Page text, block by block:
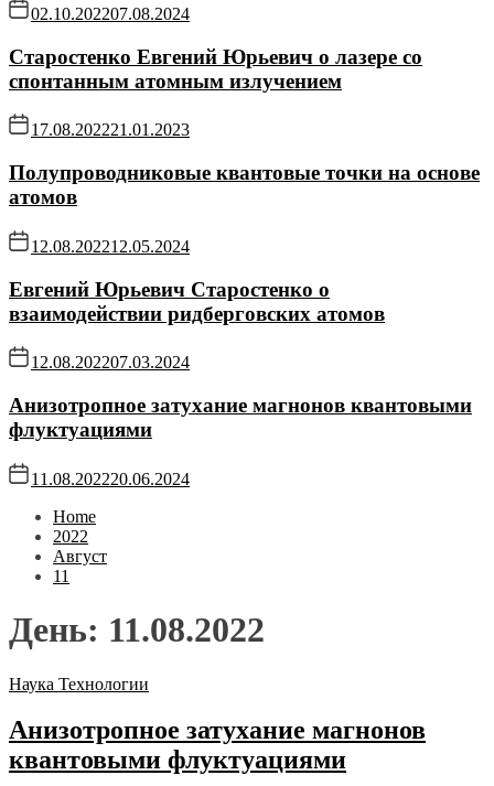
02.10.202207.08.2024
Старостенко Евгений Юрьевич о лазере со
спонтанным атомным излучением
17.08.202221.01.2023
Полупроводниковые квантовые точки на основе
атомов
12.08.202212.05.2024
Евгений Юрьевич Старостенко о
взаимодействии ридберговских атомов
12.08.202207.03.2024
Анизотропное затухание магнонов квантовыми
флуктуациями
11.08.202220.06.2024
Home
2022
Август
11
День: 11.08.2022
Наука Технологии
Анизотропное затухание магнонов
квантовыми флуктуациями